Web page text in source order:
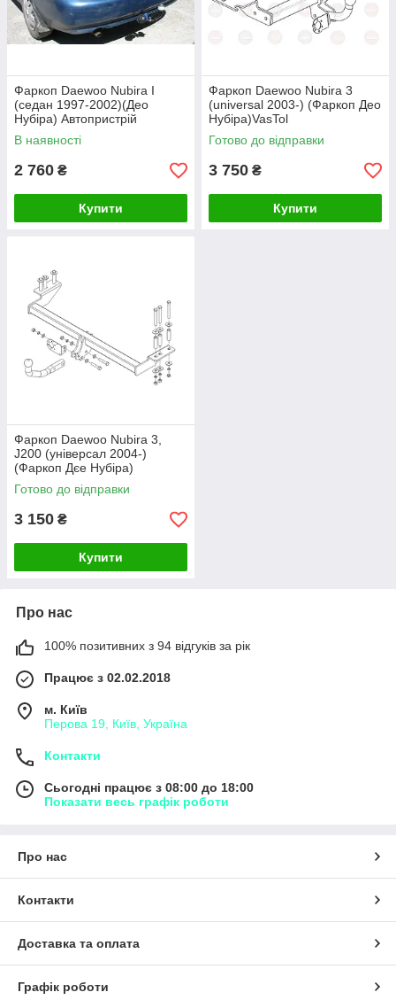
Фаркоп Daewoo Nubira I
(седан 1997-2002)(Део
Нубіра) Автопристрій
В наявності
2 760 ₴
Купити
Фаркоп Daewoo Nubira 3
(universal 2003-) (Фаркоп Део
Нубіра)VasTol
Готово до відправки
3 750 ₴
Купити
Фаркоп Daewoo Nubira 3,
J200 (універсал 2004-)
(Фаркоп Дєе Нубіра)
Автопристрій
Готово до відправки
3 150 ₴
Купити
Про нас
100% позитивних з 94 відгуків за рік
Працює з 02.02.2018
м. Київ
Перова 19, Київ, Україна
Контакти
Сьогодні працює з 08:00 до 18:00
Показати весь графік роботи
Про нас
Контакти
Доставка та оплата
Графік роботи